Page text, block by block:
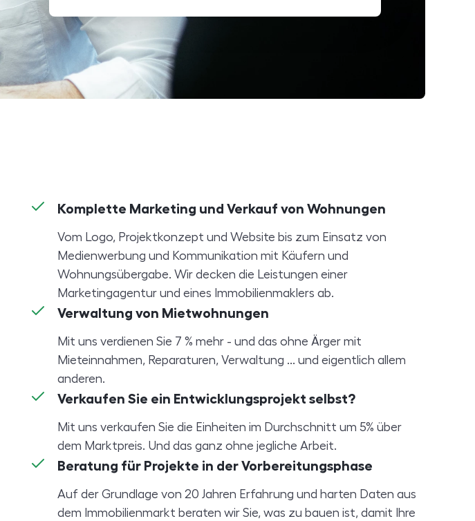
Komplette Marketing und Verkauf von Wohnungen
Vom Logo, Projektkonzept und Website bis zum Einsatz von
Medienwerbung und Kommunikation mit Käufern und
Wohnungsübergabe. Wir decken die Leistungen einer
Marketingagentur und eines Immobilienmaklers ab.
Verwaltung von Mietwohnungen
Mit uns verdienen Sie 7 % mehr - und das ohne Ärger mit
Mieteinnahmen, Reparaturen, Verwaltung ... und eigentlich allem
anderen.
Verkaufen Sie ein Entwicklungsprojekt selbst?
Mit uns verkaufen Sie die Einheiten im Durchschnitt um 5% über
dem Marktpreis. Und das ganz ohne jegliche Arbeit.
Beratung für Projekte in der Vorbereitungsphase
Auf der Grundlage von 20 Jahren Erfahrung und harten Daten aus
dem Immobilienmarkt beraten wir Sie, was zu bauen ist, damit Ihre